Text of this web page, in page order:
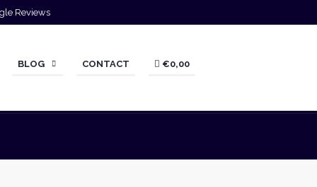
Reviews
BLOG CONTACT €0,00